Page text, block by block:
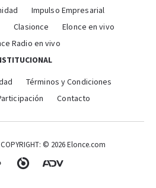
Impulso Empresarial
Clasionce
Elonce en vivo
Radio en vivo
Términos y Condiciones
Contacto
© 2026 Elonce.com